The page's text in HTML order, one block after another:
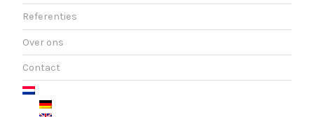
Referenties
Over ons
Contact